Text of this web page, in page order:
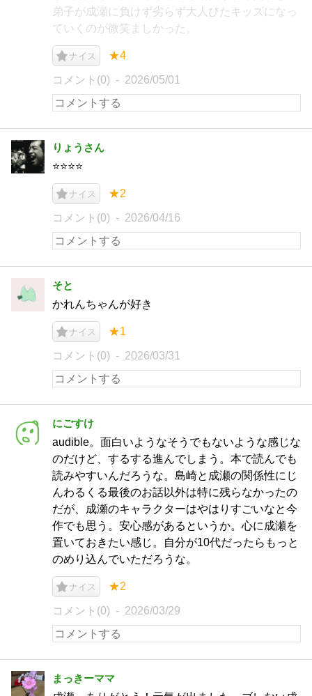
弟子が成瀬に負けず劣らず大人びたキッズになっ
ていくのが微笑ましかった。
ナイス ★4
コメント(0) 2026/05/01
りょうさん
⭐️⭐️⭐️⭐️
ナイス ★2
コメント(0) 2026/04/16
そと
かれんちゃんが好き
ナイス ★1
コメント(0) 2026/03/31
にごすけ
audible。面白いようなそうでもないような感じな
のだけど、するする進んでしまう。本で読んでも
読みやすいんだろうな。島崎と成瀬の関係性にじ
んわるくる最後のお話以外は特に残らなかったの
だが、成瀬のキャラクターはやはりすごいなと今
作でも思う。安心感があるというか。心に成瀬を
置いておきたい感じ。自分が10代だったらもっと
のめり込んでいただろうな。
ナイス ★2
コメント(0) 2026/03/29
まっきーママ